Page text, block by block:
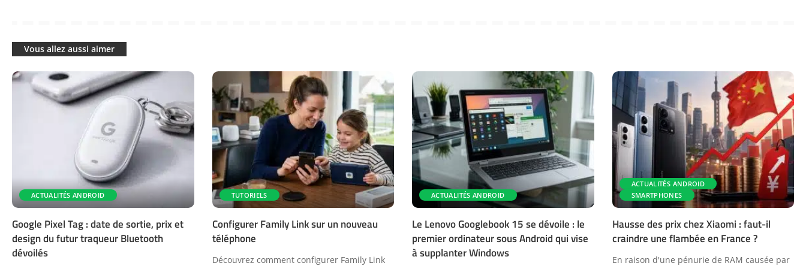
Vous allez aussi aimer
ACTUALITÉS ANDROID
Google Pixel Tag : date de sortie, prix et
design du futur traqueur Bluetooth
dévoilés
TUTORIELS
Configurer Family Link sur un nouveau
téléphone
Découvrez comment configurer Family Link
ACTUALITÉS ANDROID
Le Lenovo Googlebook 15 se dévoile : le
premier ordinateur sous Android qui vise
à supplanter Windows
ACTUALITÉS ANDROID
SMARTPHONES
Hausse des prix chez Xiaomi : faut-il
craindre une flambée en France ?
En raison d'une pénurie de RAM causée par